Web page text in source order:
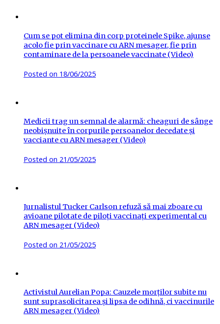
Cum se pot elimina din corp proteinele Spike, ajunse
acolo fie prin vaccinare cu ARN mesager, fie prin
contaminare de la persoanele vaccinate (Video)
Posted on 18/06/2025
Medicii trag un semnal de alarmă: cheaguri de sânge
neobișnuite în corpurile persoanelor decedate și
vacciante cu ARN mesager (Video)
Posted on 21/05/2025
Jurnalistul Tucker Carlson refuză să mai zboare cu
avioane pilotate de piloți vaccinați experimental cu
ARN mesager (Video)
Posted on 21/05/2025
Activistul Aurelian Popa: Cauzele morților subite nu
sunt suprasolicitarea și lipsa de odihnă, ci vaccinurile
ARN mesager (Video)